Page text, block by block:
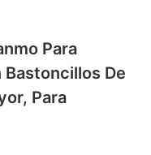
Para
Bastoncillos De
Para